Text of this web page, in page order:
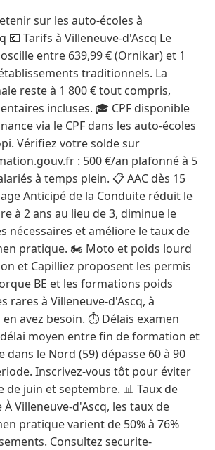
sur les auto-écoles à
💶 Tarifs à Villeneuve-d'Ascq Le
entre 639,99 € (Ornikar) et 1
traditionnels. La
reste à 1 800 € tout compris,
incluses. 🎓 CPF disponible
via le CPF dans les auto-écoles
Vérifiez votre solde sur
: 500 €/an plafonné à 5
à temps plein. 📋 AAC dès 15
Anticipé de la Conduite réduit le
à 2 ans au lieu de 3, diminue le
nécessaires et améliore le taux de
pratique. 🏍️ Moto et poids lourd
et Capilliez proposent les permis
BE et les formations poids
rares à Villeneuve-d'Ascq, à
avez besoin. ⏱️ Délais examen
moyen entre fin de formation et
dans le Nord (59) dépasse 60 à 90
Inscrivez-vous tôt pour éviter
de juin et septembre. 📊 Taux de
Villeneuve-d'Ascq, les taux de
pratique varient de 50% à 76%
Consultez securite-